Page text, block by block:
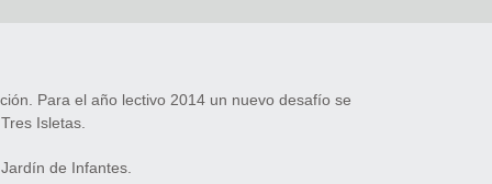
Para el año lectivo 2014 un nuevo desafío se
Isletas.
de Infantes.